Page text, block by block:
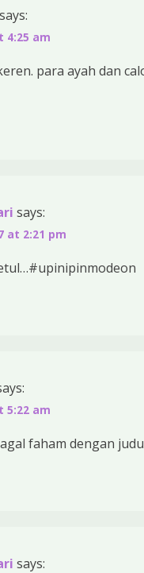
says:
4:25 am
para ayah dan
says:
at 2:21 pm
5:22 am
faham dengan
says: